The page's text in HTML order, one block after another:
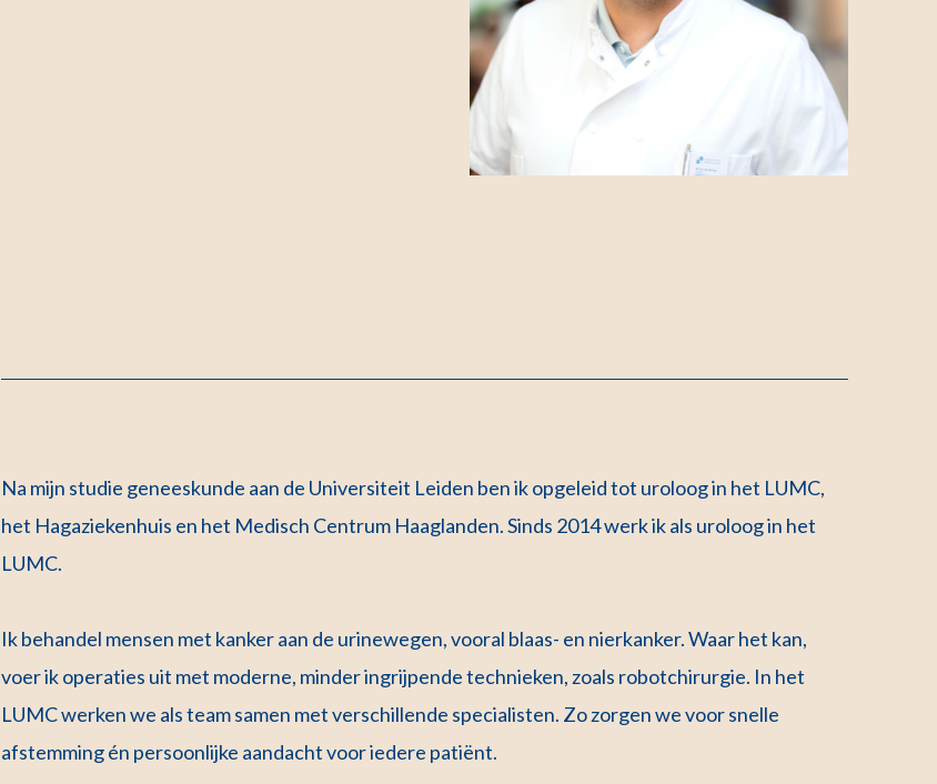
Na mijn studie geneeskunde aan de Universiteit Leiden ben ik opgeleid tot uroloog in het LUMC,
het Hagaziekenhuis en het Medisch Centrum Haaglanden. Sinds 2014 werk ik als uroloog in het
LUMC.
Ik behandel mensen met kanker aan de urinewegen, vooral blaas- en nierkanker. Waar het kan,
voer ik operaties uit met moderne, minder ingrijpende technieken, zoals robotchirurgie. In het
LUMC werken we als team samen met verschillende specialisten. Zo zorgen we voor snelle
afstemming én persoonlijke aandacht voor iedere patiënt.